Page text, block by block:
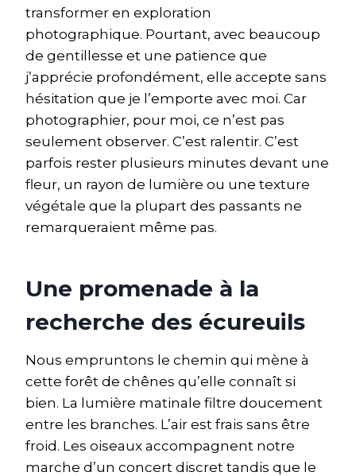
transformer en exploration
photographique. Pourtant, avec beaucoup
de gentillesse et une patience que
j’apprécie profondément, elle accepte sans
hésitation que je l’emporte avec moi. Car
photographier, pour moi, ce n’est pas
seulement observer. C’est ralentir. C’est
parfois rester plusieurs minutes devant une
fleur, un rayon de lumière ou une texture
végétale que la plupart des passants ne
remarqueraient même pas.
Une promenade à la
recherche des écureuils
Nous empruntons le chemin qui mène à
cette forêt de chênes qu’elle connaît si
bien. La lumière matinale filtre doucement
entre les branches. L’air est frais sans être
froid. Les oiseaux accompagnent notre
marche d’un concert discret tandis que le